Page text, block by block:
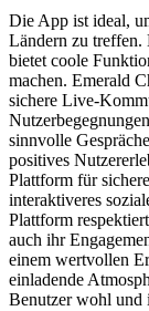
Die App ist ideal,
Ländern zu treffen.
bietet coole
machen. Emerald
sichere Live-
sinnvolle
positives
Plattform für
interaktiveres
Plattform
auch ihr
einem wertvollen
einladende
Benutzer wohl und